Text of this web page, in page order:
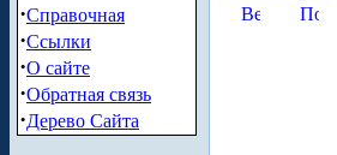
·Справочная
·Ссылки
·О сайте
·Обратная связь
·Дерево Сайта